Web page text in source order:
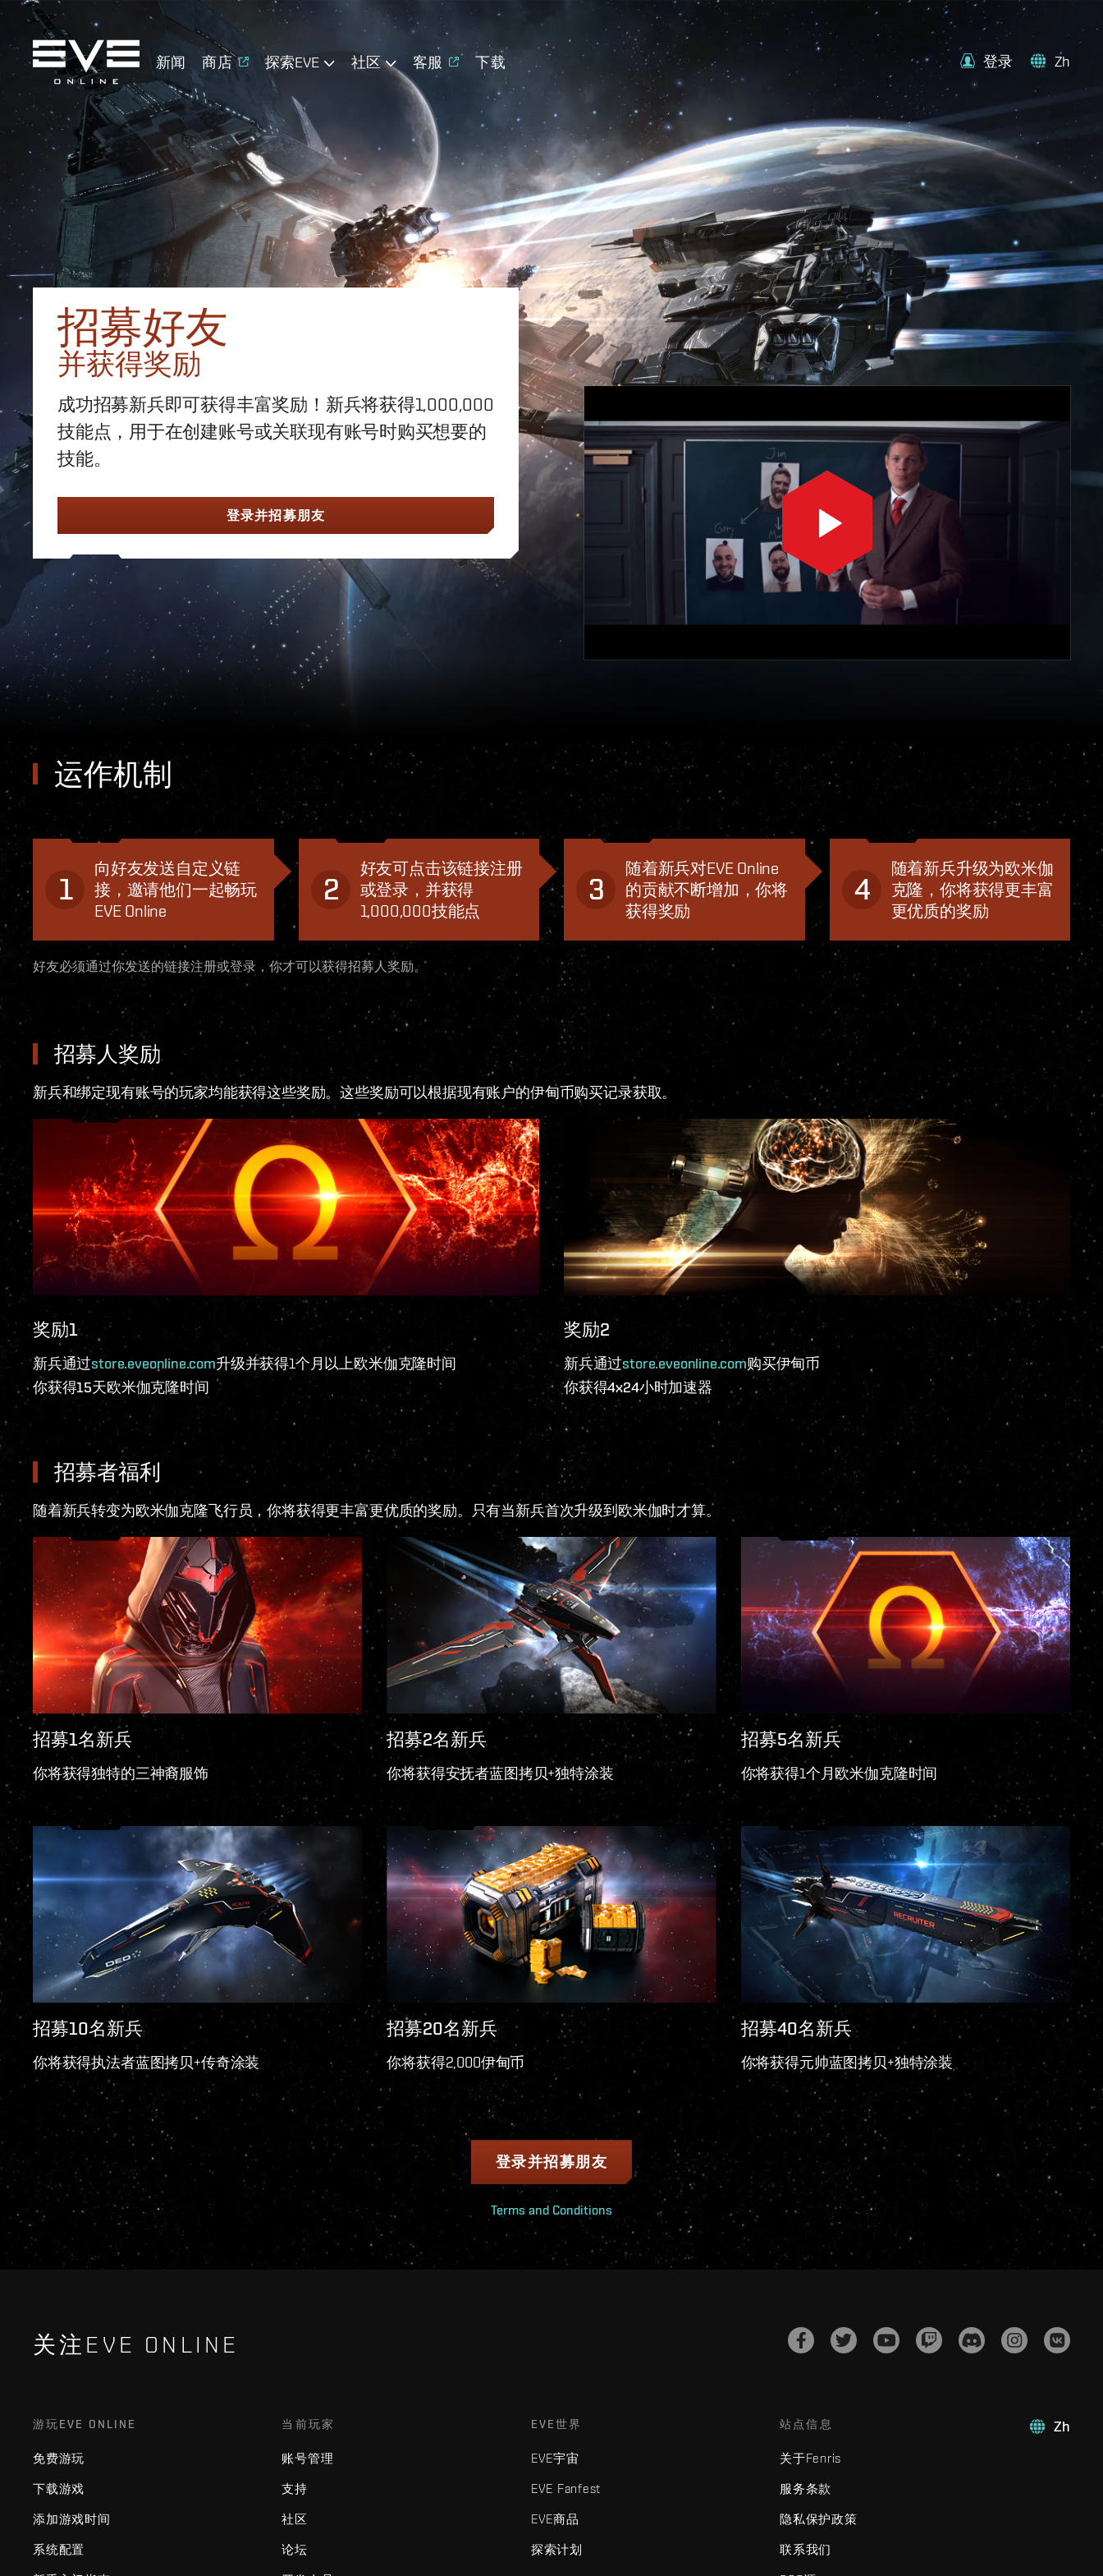
新闻 商店 探索EVE 社区 客服 下载 登录 Zh
招募好友
并获得奖励
成功招募新兵即可获得丰富奖励！新兵将获得1,000,000
技能点，用于在创建账号或关联现有账号时购买想要的
技能。
登录并招募朋友
运作机制
1
向好友发送自定义链
接，邀请他们一起畅玩
EVE Online
2
好友可点击该链接注册
或登录，并获得
1,000,000技能点
3
随着新兵对EVE Online
的贡献不断增加，你将
获得奖励
4
随着新兵升级为欧米伽
克隆，你将获得更丰富
更优质的奖励
好友必须通过你发送的链接注册或登录，你才可以获得招募人奖励。
招募人奖励
新兵和绑定现有账号的玩家均能获得这些奖励。这些奖励可以根据现有账户的伊甸币购买记录获取。
奖励1
新兵通过store.eveonline.com升级并获得1个月以上欧米伽克隆时间
你获得15天欧米伽克隆时间
奖励2
新兵通过store.eveonline.com购买伊甸币
你获得4x24小时加速器
招募者福利
随着新兵转变为欧米伽克隆飞行员，你将获得更丰富更优质的奖励。只有当新兵首次升级到欧米伽时才算。
招募1名新兵
你将获得独特的三神裔服饰
招募2名新兵
你将获得安抚者蓝图拷贝+独特涂装
招募5名新兵
你将获得1个月欧米伽克隆时间
招募10名新兵
你将获得执法者蓝图拷贝+传奇涂装
招募20名新兵
你将获得2,000伊甸币
招募40名新兵
你将获得元帅蓝图拷贝+独特涂装
登录并招募朋友
Terms and Conditions
关注EVE ONLINE
Zh
游玩EVE ONLINE
免费游玩
下载游戏
添加游戏时间
系统配置
当前玩家
账号管理
支持
社区
论坛
EVE世界
EVE宇宙
EVE Fanfest
EVE商品
探索计划
站点信息
关于Fenris
服务条款
隐私保护政策
联系我们